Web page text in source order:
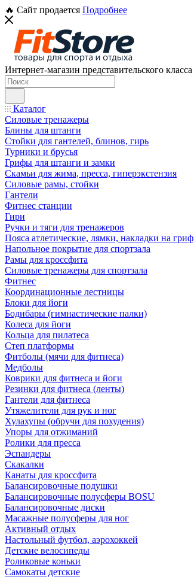
🔥 Сайт продается Подробнее
Интернет-магазин представительского класса
Каталог
Силовые тренажеры
Блины для штанги
Стойки для гантелей, блинов, гирь
Турники и брусья
Грифы для штанги и замки
Скамьи для жима, пресса, гиперэкстензия
Силовые рамы, стойки
Гантели
Фитнес станции
Гири
Ручки и тяги для тренажеров
Пояса атлетические, лямки, накладки на гриф
Напольное покрытие для спортзала
Рамы для кроссфита
Силовые тренажеры для спортзала
Фитнес
Координационные лестницы
Блоки для йоги
Бодибары (гимнастические палки)
Колеса для йоги
Кольца для пилатеса
Степ платформы
Фитболы (мячи для фитнеса)
Медболы
Коврики для фитнеса и йоги
Резинки для фитнеса (ленты)
Гантели для фитнеса
Утяжелители для рук и ног
Хулахупы (обручи для похудения)
Упоры для отжиманий
Ролики для пресса
Эспандеры
Скакалки
Канаты для кроссфита
Балансировочные подушки
Балансировочные полусферы BOSU
Балансировочные диски
Масажные полусферы для ног
Активный отдых
Настольный футбол, аэрохоккей
Детские велосипеды
Роликовые коньки
Самокаты детские